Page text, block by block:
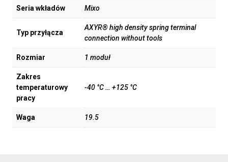
Seria wkładów Mixo
Typ przyłącza
AXYR® high density spring terminal
connection without tools
Rozmiar 1 moduł
Zakres
temperaturowy
pracy
-40 °C … +125 °C
Waga 19.5